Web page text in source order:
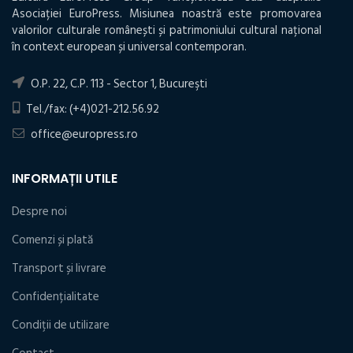
Asociației EuroPress. Misiunea noastră este promovarea
valorilor culturale românești și patrimoniului cultural național
în context european și universal contemporan.
O.P. 22, C.P. 113 - Sector 1, Bucureşti
Tel./fax: (+4)021-212.56.92
office@europress.ro
INFORMAȚII UTILE
Despre noi
Comenzi și plată
Transport și livrare
Confidențialitate
Condiţii de utilizare